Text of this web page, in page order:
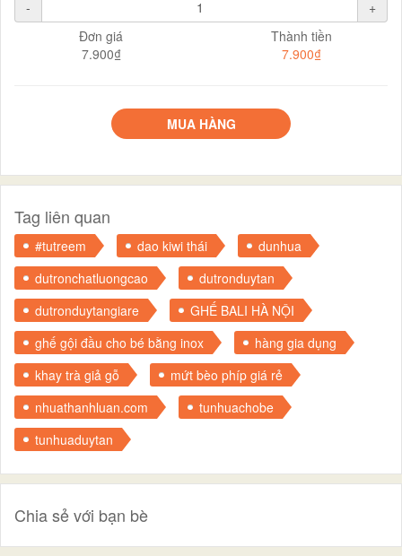
-
+
Đơn giá
7.900₫
Thành tiền
7.900₫
MUA HÀNG
Tag liên quan
#tutreem dao kiwi thái
dunhua
dutronchatluongcao
dutronduytan
dutronduytangiare
GHẾ BALI HÀ NỘI
ghế gội đầu cho bé bằng inox
hàng gia dụng
khay trà giả gỗ
mứt bèo phíp giá rẻ
nhuathanhluan.com
tunhuachobe
tunhuaduytan
Chia sẻ với bạn bè